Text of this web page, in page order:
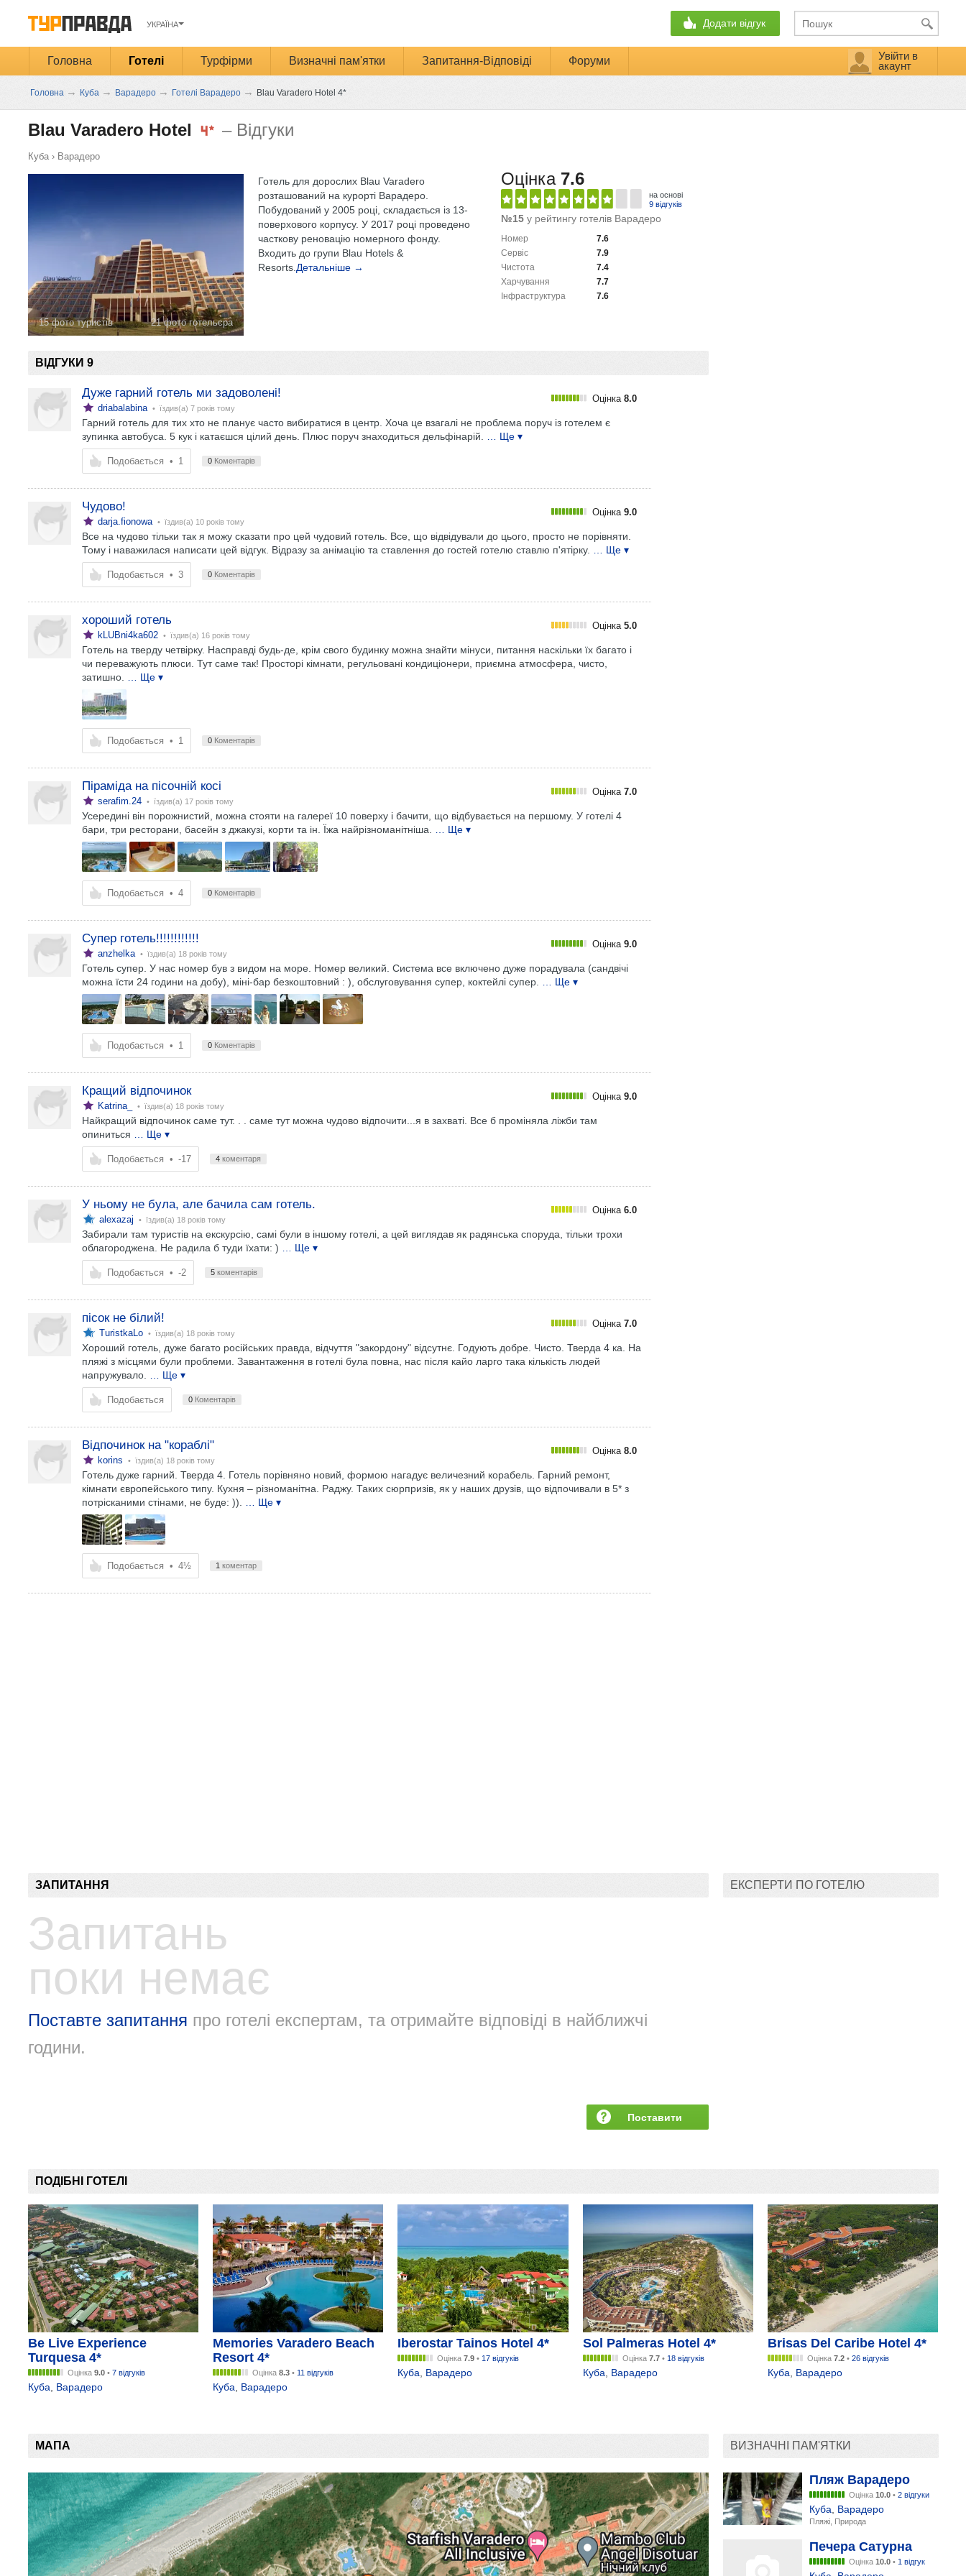
УКРАЇНА Додати відгук
Головна Готелі Турфірми Визначні пам'ятки Запитання-Відповіді Форуми
Увійти в
акаунт
Головна → Куба → Варадеро → Готелі Варадеро → Blau Varadero Hotel‎ 4*
Blau Varadero Hotel‎ – Відгуки
Куба› Варадеро
15 фото туристів 21 фото готельєра
Оцінка 7.6
на основі
9 відгуків
№15у рейтингу готелів Варадеро
7.6
Номер
7.9
Сервіс
7.4
Чистота
7.7
Харчування
7.6
Інфраструктура
Готель для дорослих Blau Varadero
розташований на курорті Варадеро.
Побудований у 2005 році, складається із 13-
поверхового корпусу. У 2017 році проведено
часткову реновацію номерного фонду.
Входить до групи Blau Hotels &
Resorts. Детальніше →
ВІДГУКИ 9
Дуже гарний готель ми задоволені!
driabalabina • їздив(а) 7 років тому
Оцінка 8.0
Гарний готель для тих хто не планує часто вибиратися в центр. Хоча це взагалі не проблема поруч із готелем є
зупинка автобуса. 5 кук і катаєшся цілий день. Плюс поруч знаходиться дельфінарій.
… Ще ▾
Подобається • 1 0Коментарів
Чудово!
darja.fionowa • їздив(а) 10 років тому
Оцінка 9.0
Все на чудово тільки так я можу сказати про цей чудовий готель. Все, що відвідували до цього, просто не порівняти.
Тому і наважилася написати цей відгук. Відразу за анімацію та ставлення до гостей готелю ставлю п'ятірку.
… Ще ▾
Подобається • 3 0Коментарів
хороший готель
kLUBni4ka602 • їздив(а) 16 років тому
Оцінка 5.0
Готель на тверду четвірку. Насправді будь-де, крім свого будинку можна знайти мінуси, питання наскільки їх багато і
чи переважують плюси. Тут саме так! Просторі кімнати, регульовані кондиціонери, приємна атмосфера, чисто,
затишно.
… Ще ▾
Подобається • 1 0Коментарів
Піраміда на пісочній косі
serafim.24 • їздив(а) 17 років тому
Оцінка 7.0
Усередині він порожнистий, можна стояти на галереї 10 поверху і бачити, що відбувається на першому. У готелі 4
бари, три ресторани, басейн з джакузі, корти та ін. Їжа найрізноманітніша.
… Ще ▾
Подобається • 4 0Коментарів
Супер готель!!!!!!!!!!!!
anzhelka • їздив(а) 18 років тому
Оцінка 9.0
Готель супер. У нас номер був з видом на море. Номер великий. Система все включено дуже порадувала (сандвічі
можна їсти 24 години на добу), міні-бар безкоштовний : ), обслуговування супер, коктейлі супер.
… Ще ▾
Подобається • 1 0Коментарів
Кращий відпочинок
Katrina_ • їздив(а) 18 років тому
Оцінка 9.0
Найкращий відпочинок саме тут. . . саме тут можна чудово відпочити...я в захваті. Все б проміняла ліжби там
опиниться
… Ще ▾
Подобається • -17 4коментаря
У ньому не була, але бачила сам готель.
alexazaj • їздив(а) 18 років тому
Оцінка 6.0
Забирали там туристів на екскурсію, самі були в іншому готелі, а цей виглядав як радянська споруда, тільки трохи
облагороджена. Не радила б туди їхати: )
… Ще ▾
Подобається • -2 5коментарів
пісок не білий!
TuristkaLo • їздив(а) 18 років тому
Оцінка 7.0
Хороший готель, дуже багато російських правда, відчуття "закордону" відсутнє. Годують добре. Чисто. Тверда 4 ка. На
пляжі з місцями були проблеми. Завантаження в готелі була повна, нас після кайо ларго така кількість людей
напружувало.
… Ще ▾
Подобається 0Коментарів
Відпочинок на "кораблі"
korins • їздив(а) 18 років тому
Оцінка 8.0
Готель дуже гарний. Тверда 4. Готель порівняно новий, формою нагадує величезний корабель. Гарний ремонт,
кімнати європейського типу. Кухня – різноманітна. Раджу. Таких сюрпризів, як у наших друзів, що відпочивали в 5* з
потрісканими стінами, не буде: )).
… Ще ▾
Подобається • 4½ 1 коментар
ЗАПИТАННЯ
Запитань
поки немає
Поставте запитання про готелі експертам, та отримайте відповіді в найближчі
години.
Поставити
ЕКСПЕРТИ ПО ГОТЕЛЮ
ПОДІБНІ ГОТЕЛІ
Be Live Experience
Turquesa 4*
Оцінка 9.0• 7 відгуків
Куба Варадеро
Memories Varadero Beach
Resort 4*
Оцінка 8.3• 11 відгуків
Куба Варадеро
Iberostar Tainos Hotel 4*
Оцінка7.9 • 17 відгуків
Куба Варадеро
Sol Palmeras Hotel 4*
Оцінка 7.7• 18 відгуків
Куба Варадеро
Brisas Del Caribe Hotel 4*
Оцінка7.2 •26 відгуків
Куба Варадеро
МАПА ВИЗНАЧНІ ПАМ'ЯТКИ
Пляж Варадеро
Оцінка 10.0• 2 відгуки
Куба Варадеро
Пляжі, Природа
Печера Сатурна
Оцінка 10.0• 1 відгук